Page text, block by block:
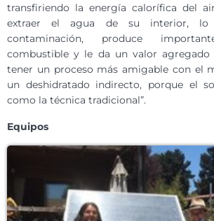
transfiriendo la energía calorífica del
extraer el agua de su interior, lo
contaminación, produce
combustible y le da un valor
tener un proceso más amigable con el
un deshidratado indirecto, porque el
como la técnica tradicional”.
Equipos